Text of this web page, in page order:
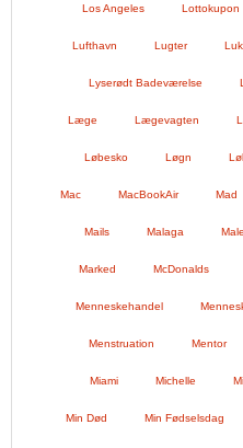
Los Angeles Lottokupon
Lufthavn Lugter
Lyserødt Badeværelse
Læge Lægevagten
Løbesko Løgn
Mac MacBookAir Mad
Mails Malaga Male
Marked McDonalds
Menneskehandel
Menstruation Mentor
Miami Michelle
Min Død Min Fødselsdag